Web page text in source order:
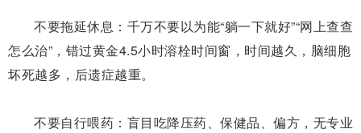
不要拖延休息： 千万不要以为能“躺一下就好”“网上查查
怎么治”， 错过黄金4.5小时溶栓时间窗，时间越久，脑细胞
坏死越多，后遗症越重。
不要自行喂药： 盲目吃降压药、保健品、偏方，无专业